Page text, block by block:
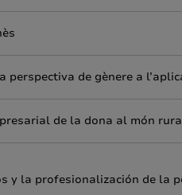
de gènere a
de la dona al món
y la profesionalización de la